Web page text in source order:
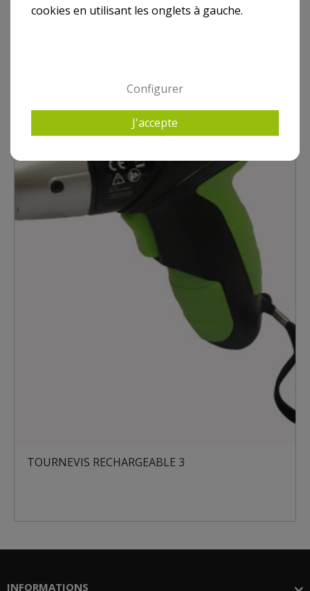
9 AUTRES PRODUITS DANS AUTRE ÉLECTROPORTATIF
TOURNEVIS RECHARGEABLE 3
INFORMATIONS
cookies en utilisant les onglets à gauche.
Configurer
J'accepte